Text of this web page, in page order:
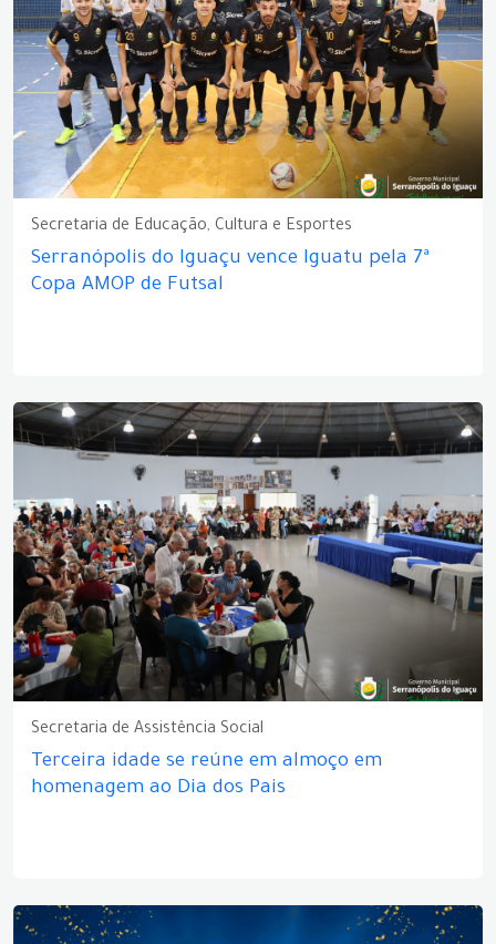
Secretaria de Educação, Cultura e Esportes
Serranópolis do Iguaçu vence Iguatu pela 7ª
Copa AMOP de Futsal
Secretaria de Assistência Social
Terceira idade se reúne em almoço em
homenagem ao Dia dos Pais